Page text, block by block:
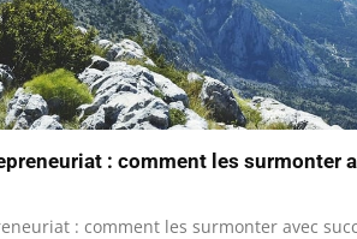
: comment les surmonter
: comment les surmonter avec